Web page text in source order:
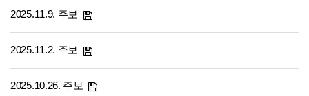
2025.11.9. 주보
2025.11.2. 주보
2025.10.26. 주보